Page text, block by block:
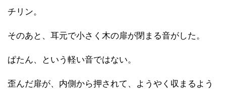
チリン。
そのあと、耳元で小さく木の扉が閉まる音がした。
ぱたん、という軽い音ではない。
歪んだ扉が、内側から押されて、ようやく収まるよう